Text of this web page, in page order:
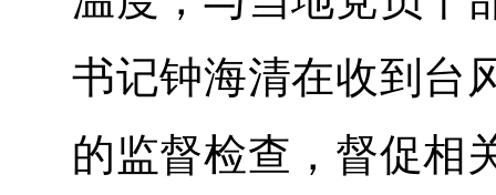
书记钟海清在收到台
的监督检查，督促相